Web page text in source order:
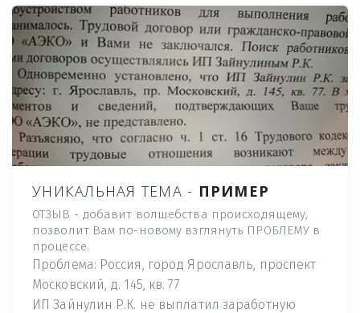
УНИКАЛЬНАЯ ТЕМА - ПРИМЕР
ОТЗЫВ - добавит волшебства происходящему,
позволит Вам по-новому взглянуть ПРОБЛЕМУ в
процессе.
Проблема: Россия, город Ярославль, проспект
Московский, д. 145, кв. 77
ИП Зайнулин Р.К. не выплатил заработную